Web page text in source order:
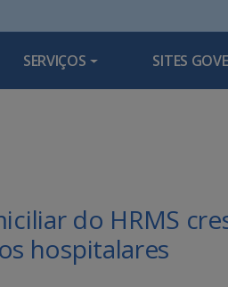
SERVIÇOS SITES
do HRMS
hospitalares